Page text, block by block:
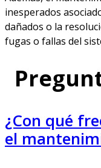
inesperados
dañados o la
fugas o fallas del
¿Con qué
el